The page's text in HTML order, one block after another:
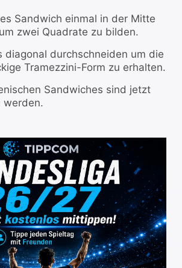
Sandwich einmal in der Mitte
zwei Quadrate zu bilden.
diagonal durchschneiden um die
Tramezzini-Form zu erhalten.
Sandwiches sind jetzt
werden.